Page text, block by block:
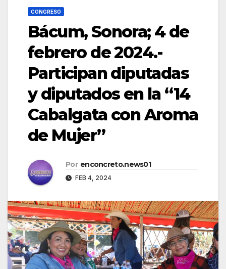
CONGRESO
Bácum, Sonora; 4 de
febrero de 2024.-
Participan diputadas
y diputados en la “14
Cabalgata con Aroma
de Mujer”
Por enconcreto.news01
FEB 4, 2024